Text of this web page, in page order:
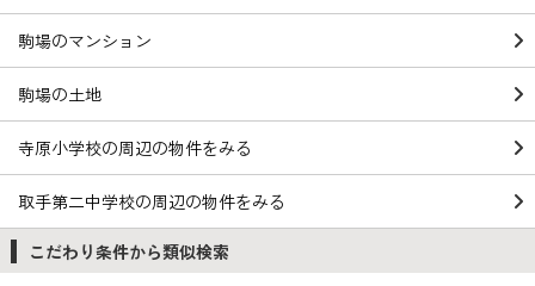
駒場のマンション
駒場の土地
寺原小学校の周辺の物件をみる
取手第二中学校の周辺の物件をみる
こだわり条件から類似検索